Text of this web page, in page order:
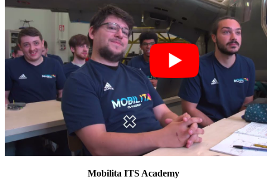
Mobilita ITS Academy